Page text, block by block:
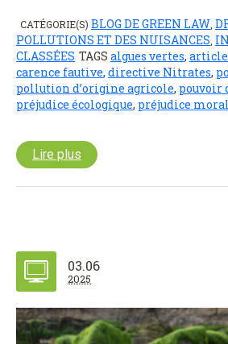
CATÉGORIE(S) BLOG DE GREEN LAW
POLLUTIONS ET DES NUISANCES
CLASSÉES TAGS algues vertes, article
carence fautive, directive Nitrates,
pollution d’origine agricole, pouvoir
préjudice écologique, préjudice moral
Lire plus
03.06
2025